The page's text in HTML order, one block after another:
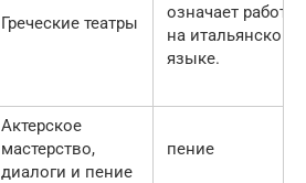
Греческие театры
означает работа
на итальянском
языке.
Актерское
мастерство,
диалоги и пение
пение